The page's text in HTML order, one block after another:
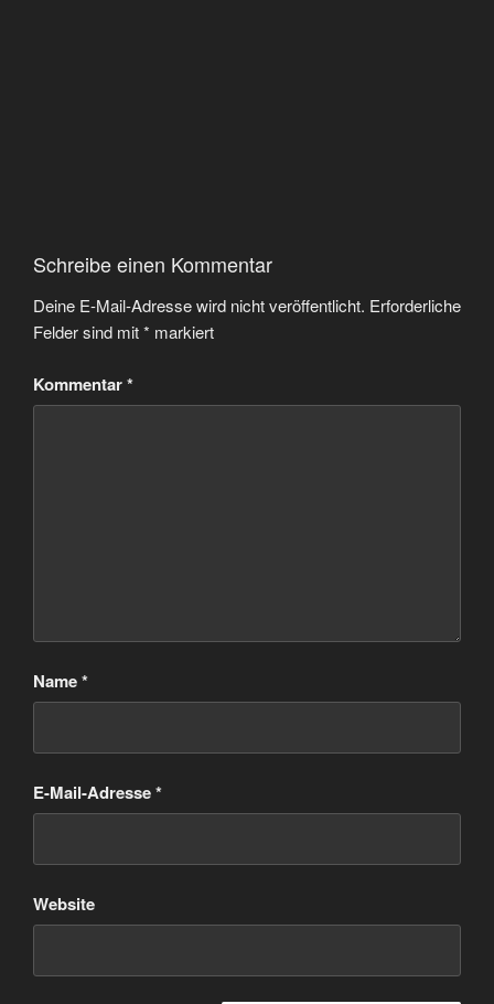
Schreibe einen Kommentar
Deine E-Mail-Adresse wird nicht veröffentlicht. Erforderliche
Felder sind mit* markiert
Kommentar*
Name*
E-Mail-Adresse*
Website